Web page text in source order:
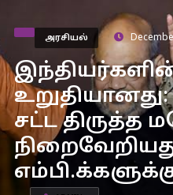
அரசியல்
இந்தியர்களின்
உறுதியானது:
சட்ட திருத்த